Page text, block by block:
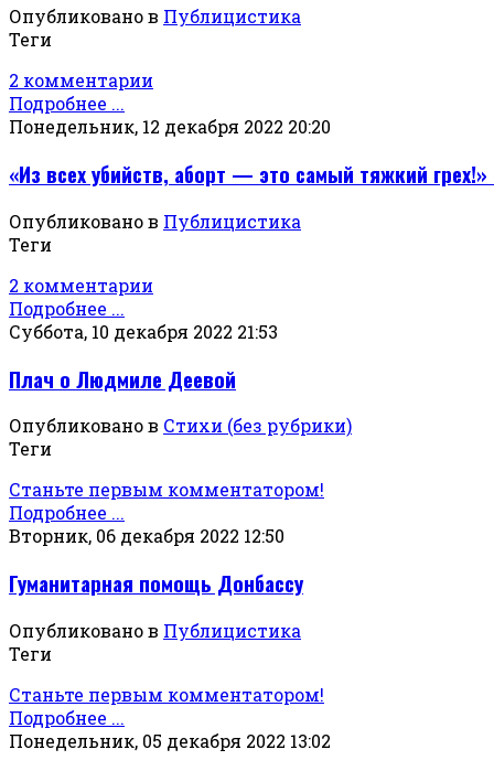
Опубликовано в Публицистика
Теги
2 комментарии
Подробнее ...
Понедельник, 12 декабря 2022 20:20
«Из всех убийств, аборт — это самый тяжкий
Опубликовано в Публицистика
Теги
2 комментарии
Подробнее ...
Суббота, 10 декабря 2022 21:53
Плач о Людмиле Деевой
Опубликовано в Стихи (без рубрики)
Теги
Станьте первым комментатором!
Подробнее ...
Вторник, 06 декабря 2022 12:50
Гуманитарная помощь Донбассу
Опубликовано в Публицистика
Теги
Станьте первым комментатором!
Подробнее ...
Понедельник, 05 декабря 2022 13:02